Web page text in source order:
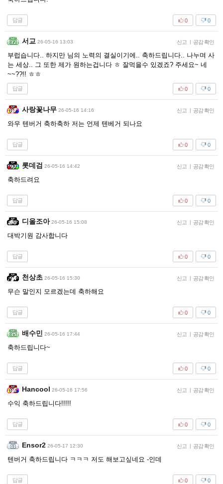
답글 0
0
서교 26-05-16 13:03 신고 | 공감 확인
부럽습니다.. 하지만 님의 노력의 결실이기에.. 축하드립니다.. 나누며 사
는 세상.. 그 또한 제가 원하는겁니다 ㅎ 잘먹을수 있겠죠? 주세요~ 네
~~??!! ㅎㅎ
답글 0
0
사랑꽃나무 26-05-16 14:16 신고 | 공감 확인
와우 텐버거 축하축하 저는 언제 텐베거 되나요
답글 0
0
롯데검 26-05-16 14:42 신고 | 공감 확인
축하드려요
답글 0
0
디올조아 26-05-16 15:08 신고 | 공감 확인
대박기원 감사합니다
답글 0
0
천상초 26-05-16 15:30 신고 | 공감 확인
무슨 말인지 모르겠는데 축하해요
답글 0
0
배수민 26-05-16 17:44 신고 | 공감 확인
축하드립니다~
답글 0
0
Hancool 26-05-16 17:56 신고 | 공감 확인
수익 축하드립니다!!!!!
답글 0
0
Ensor2 26-05-17 12:30 신고 | 공감 확인
텐버거 축하드립니다 ㅋㅋㅋ 저도 해보고싶네요 -인데
답글 0
0